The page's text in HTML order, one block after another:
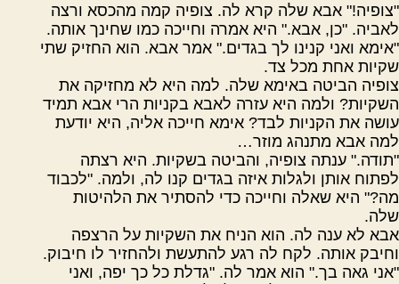
"צופיה!" אבא שלה קרא לה. צופיה קמה מהכסא ורצה
לאביה. "כן, אבא." היא אמרה וחייכה כמו שחינך אותה.
"אימא ואני קנינו לך בגדים." אמר אבא. הוא החזיק שתי
שקיות אחת מכל צד.
צופיה הביטה באימא שלה. למה היא לא מחזיקה את
השקיות? ולמה היא עזרה לאבא בקניות הרי אבא תמיד
עושה את הקניות לבד? אימא חייכה אליה, היא יודעת
למה אבא מתנהג מוזר…
"תודה." ענתה צופיה, והביטה בשקיות. היא רצתה
לפתוח אותן ולגלות איזה בגדים קנו לה, ולמה. "לכבוד
מה?" היא שאלה וחייכה כדי להסתיר את הלהיטות
שלה.
אבא לא ענה לה. הוא הניח את השקיות על הרצפה
וחיבק אותה. לקח לה רגע להתעשת ולהחזיר לו חיבוק.
"אני גאה בך." הוא אמר לה. "גדלת כל כך יפה, ואני